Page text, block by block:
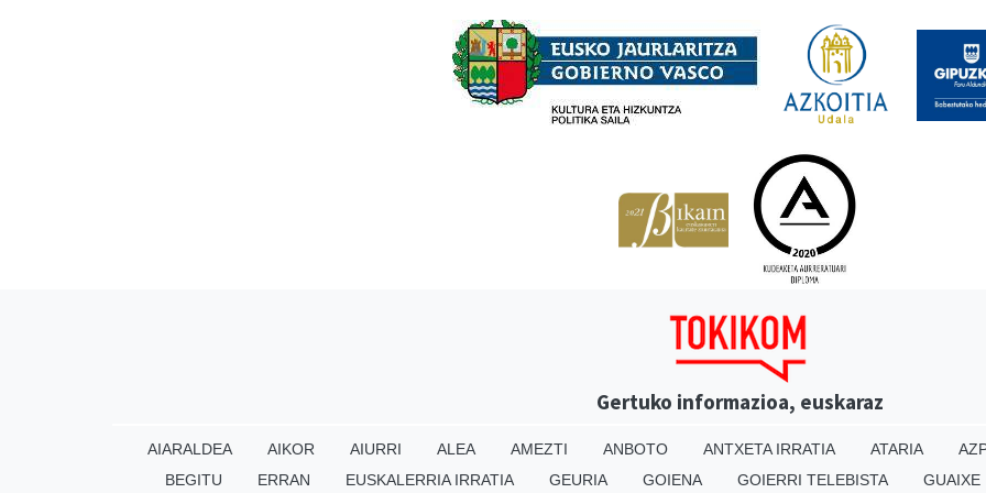
Gertuko informazioa, euskaraz
AIARALDEA AIKOR AIURRI ALEA AMEZTI ANBOTO ANTXETA IRRATIA ATARIA
BEGITU
ERRAN EUSKALERRIA IRRATIA GEURIA GOIENA GOIERRI TELEBISTA GUAIXE